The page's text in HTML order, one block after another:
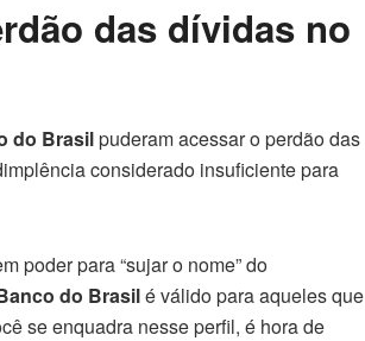
das dívidas no
do Brasilpuderam acessar o perdão das
considerado insuficiente para
poder para “sujar o nome” do
do Brasilé válido para aqueles que
se enquadra nesse perfil, é hora de